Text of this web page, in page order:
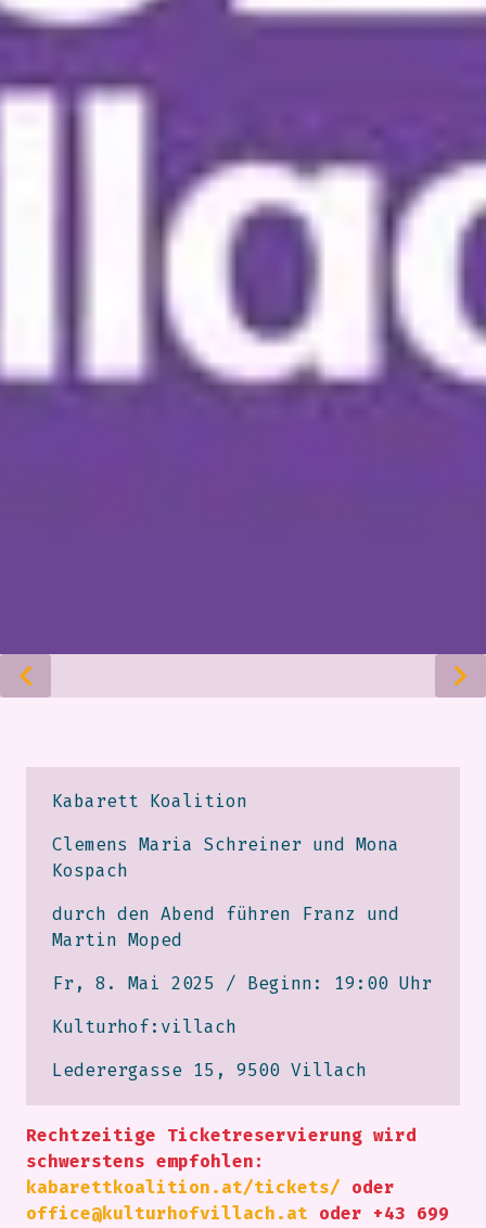
Kabarett Koalition
Clemens Maria Schreiner und Mona
Kospach
durch den Abend führen Franz und
Martin Moped
Fr, 8. Mai 2025 / Beginn: 19:00 Uhr
Kulturhof:villach
Lederergasse 15, 9500 Villach
Rechtzeitige Ticketreservierung wird
schwerstens empfohlen:
kabarettkoalition.at/tickets/ oder
office@kulturhofvillach.at oder +43 699